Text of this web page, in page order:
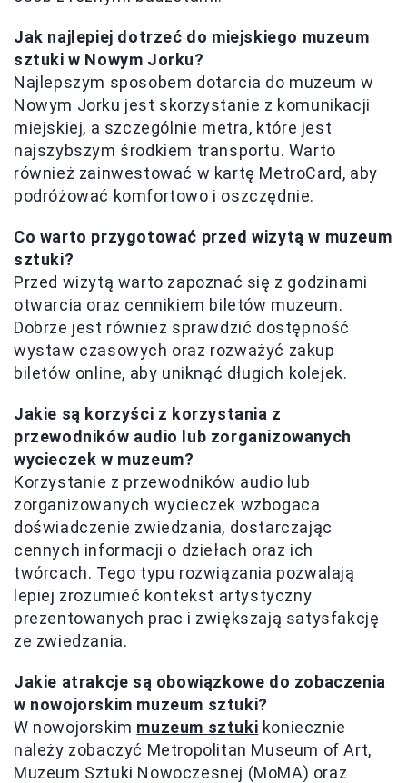
Jak najlepiej dotrzeć do miejskiego muzeum
sztuki w Nowym Jorku?
Najlepszym sposobem dotarcia do muzeum w
Nowym Jorku jest skorzystanie z komunikacji
miejskiej, a szczególnie metra, które jest
najszybszym środkiem transportu. Warto
również zainwestować w kartę MetroCard, aby
podróżować komfortowo i oszczędnie.
Co warto przygotować przed wizytą w muzeum
sztuki?
Przed wizytą warto zapoznać się z godzinami
otwarcia oraz cennikiem biletów muzeum.
Dobrze jest również sprawdzić dostępność
wystaw czasowych oraz rozważyć zakup
biletów online, aby uniknąć długich kolejek.
Jakie są korzyści z korzystania z
przewodników audio lub zorganizowanych
wycieczek w muzeum?
Korzystanie z przewodników audio lub
zorganizowanych wycieczek wzbogaca
doświadczenie zwiedzania, dostarczając
cennych informacji o dziełach oraz ich
twórcach. Tego typu rozwiązania pozwalają
lepiej zrozumieć kontekst artystyczny
prezentowanych prac i zwiększają satysfakcję
ze zwiedzania.
Jakie atrakcje są obowiązkowe do zobaczenia
w nowojorskim muzeum sztuki?
W nowojorskim muzeum sztuki koniecznie
należy zobaczyć Metropolitan Museum of Art,
Muzeum Sztuki Nowoczesnej (MoMA) oraz